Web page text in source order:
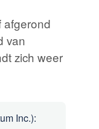
afgerond
van
zich weer
Inc.):